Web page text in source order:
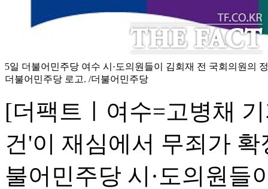
5일 더불어민주당 여수 시·도의원들이 김회재 전 국회의원의
더불어민주당 로고. /더불어민주당
[더팩트ㅣ여수=고병채
건'이 재심에서 무죄가
불어민주당 시·도의원들